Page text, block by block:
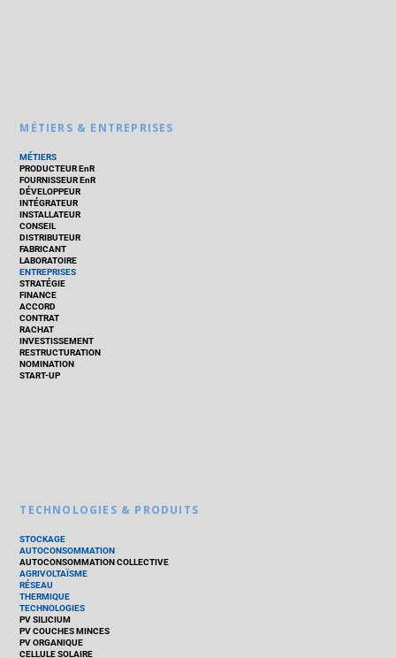
MÉTIERS & ENTREPRISES
MÉTIERS
PRODUCTEUR EnR
FOURNISSEUR EnR
DÉVELOPPEUR
INTÉGRATEUR
INSTALLATEUR
CONSEIL
DISTRIBUTEUR
FABRICANT
LABORATOIRE
ENTREPRISES
STRATÉGIE
FINANCE
ACCORD
CONTRAT
RACHAT
INVESTISSEMENT
RESTRUCTURATION
NOMINATION
START-UP
TECHNOLOGIES & PRODUITS
STOCKAGE
AUTOCONSOMMATION
AUTOCONSOMMATION COLLECTIVE
AGRIVOLTAÏSME
RÉSEAU
THERMIQUE
TECHNOLOGIES
PV SILICIUM
PV COUCHES MINCES
PV ORGANIQUE
CELLULE SOLAIRE